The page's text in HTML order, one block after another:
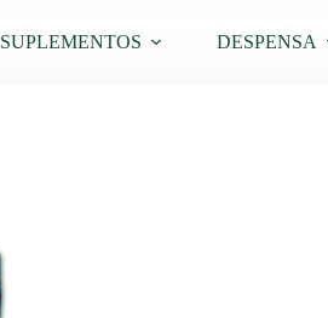
SUPLEMENTOS DESPENSA